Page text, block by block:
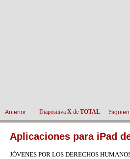
Diapositiva X de TOTAL
Anterior
Aplicaciones para iPad
JÓVENES POR LOS DERECHOS